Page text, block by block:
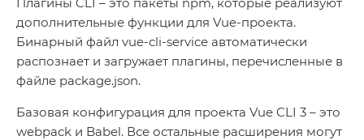
дополнительные функции для Vue-проекта.
Бинарный файл vue-cli-service автоматически
распознает и загружает плагины, перечисленные в
файле package.json.
Базовая конфигурация для проекта Vue CLI 3 – это
webpack и Babel. Все остальные расширения могут